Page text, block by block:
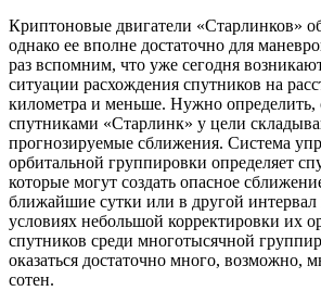
Криптоновые двигатели «Старлинков»
однако ее вполне достаточно для
раз вспомним, что уже сегодня
ситуации расхождения спутников на
километра и меньше. Нужно определить,
спутниками «Старлинк» у цели
прогнозируемые сближения. Система
орбитальной группировки определяет
которые могут создать опасное
ближайшие сутки или в другой
условиях небольшой корректировки их
спутников среди многотысячной
оказаться достаточно много, возможно,
сотен.